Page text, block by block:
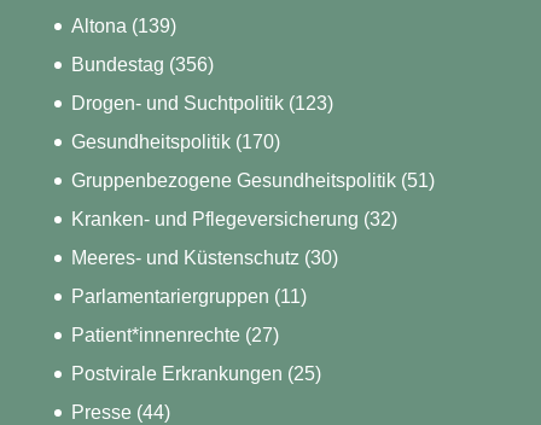
Altona (139)
Bundestag (356)
Drogen- und Suchtpolitik(123)
Gesundheitspolitik(170)
Gruppenbezogene Gesundheitspolitik(51)
Kranken- und Pflegeversicherung (32)
Meeres- und Küstenschutz (30)
Parlamentariergruppen (11)
Patient*innenrechte(27)
Postvirale Erkrankungen (25)
Presse(44)